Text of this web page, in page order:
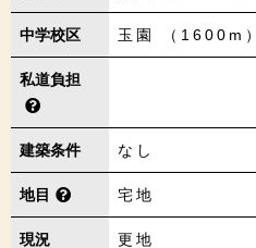
中学校区 玉園 （1600m）
私道負担
建築条件 なし
地目 宅地
現況 更地